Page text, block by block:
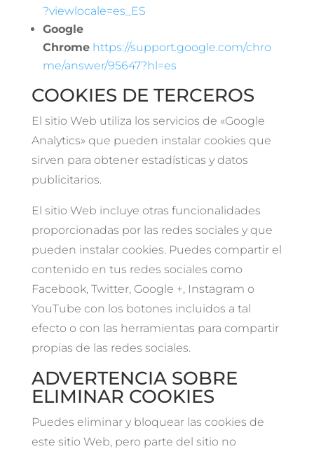
?viewlocale=es_ES
Google
Chrome https://support.google.com/chro
me/answer/95647?hl=es
COOKIES DE TERCEROS
El sitio Web utiliza los servicios de «Google
Analytics» que pueden instalar cookies que
sirven para obtener estadísticas y datos
publicitarios.
El sitio Web incluye otras funcionalidades
proporcionadas por las redes sociales y que
pueden instalar cookies. Puedes compartir el
contenido en tus redes sociales como
Facebook, Twitter, Google +, Instagram o
YouTube con los botones incluidos a tal
efecto o con las herramientas para compartir
propias de las redes sociales.
ADVERTENCIA SOBRE
ELIMINAR COOKIES
Puedes eliminar y bloquear las cookies de
este sitio Web, pero parte del sitio no